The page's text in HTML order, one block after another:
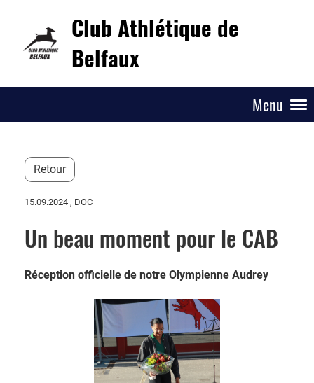
Club Athlétique de
Belfaux
Menu
Retour
15.09.2024 , DOC
Un beau moment pour le CAB
Réception officielle de notre Olympienne Audrey